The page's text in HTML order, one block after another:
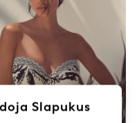
Slapukus